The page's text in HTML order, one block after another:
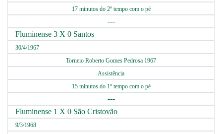
17 minutos do 2º tempo com o pé
---
Fluminense 3 X 0 Santos
30/4/1967
Torneio Roberto Gomes Pedrosa 1967
Assistência
15 minutos do 1º tempo com o pé
---
Fluminense 1 X 0 São Cristovão
9/3/1968